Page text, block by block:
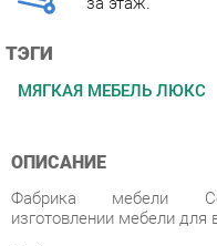
ОПИСАНИЕ
материалы,
(многослойная эмаль,